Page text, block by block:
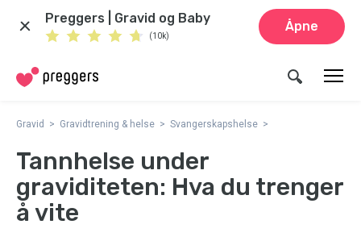
Preggers | Gravid og Baby
(10k)
Åpne
Gravid Gravidtrening & helse Svangerskapshelse
Tannhelse under
graviditeten: Hva du trenger
å vite